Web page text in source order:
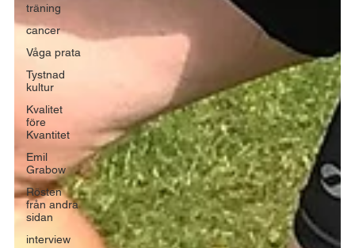
träning
cancer
Våga prata
Tystnad
kultur
Kvalitet
före
Kvantitet
Emil
Grabow
Rösten
från andra
sidan
interview